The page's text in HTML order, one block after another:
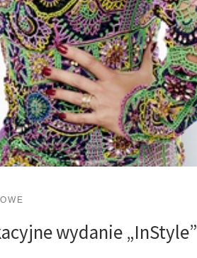
wydanie „InStyle”